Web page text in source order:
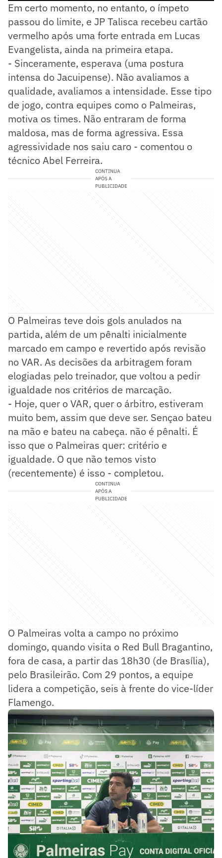
Em certo momento, no entanto, o ímpeto
passou do limite, e JP Talisca recebeu cartão
vermelho após uma forte entrada em Lucas
Evangelista, ainda na primeira etapa.
- Sinceramente, esperava (uma postura
intensa do Jacuipense). Não avaliamos a
qualidade, avaliamos a intensidade. Esse tipo
de jogo, contra equipes como o Palmeiras,
motiva os times. Não entraram de forma
maldosa, mas de forma agressiva. Essa
agressividade nos saiu caro - comentou o
técnico Abel Ferreira.
CONTINUA
APÓS A
PUBLICIDADE
O Palmeiras teve dois gols anulados na
partida, além de um pênalti inicialmente
marcado em campo e revertido após revisão
no VAR. As decisões da arbitragem foram
elogiadas pelo treinador, que voltou a pedir
igualdade nos critérios de marcação.
- Hoje, quer o VAR, quer o árbitro, estiveram
muito bem, assim que deve ser. Sençao bateu
na mão e bateu na cabeça. não é pênalti. É
isso que o Palmeiras quer: critério e
igualdade. O que não temos visto
(recentemente) é isso - completou.
CONTINUA
APÓS A
PUBLICIDADE
O Palmeiras volta a campo no próximo
domingo, quando visita o Red Bull Bragantino,
fora de casa, a partir das 18h30 (de Brasília),
pelo Brasileirão. Com 29 pontos, a equipe
lidera a competição, seis à frente do vice-líder
Flamengo.